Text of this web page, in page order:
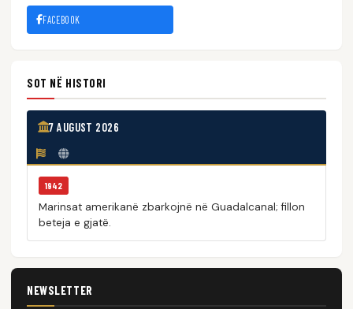
FACEBOOK
SOT NË HISTORI
7 AUGUST 2026
1942
Marinsat amerikanë zbarkojnë në Guadalcanal; fillon
beteja e gjatë.
NEWSLETTER